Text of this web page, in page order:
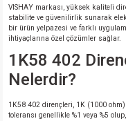
VISHAY markası, yüksek kaliteli
stabilite ve güvenilirlik sunarak
bir ürün yelpazesi ve farklı
ihtiyaçlarına özel çözümler sağlar.
1K58 402
Nelerdir?
1K58 402 dirençleri, 1K (1000
toleransı genellikle %1 veya %5